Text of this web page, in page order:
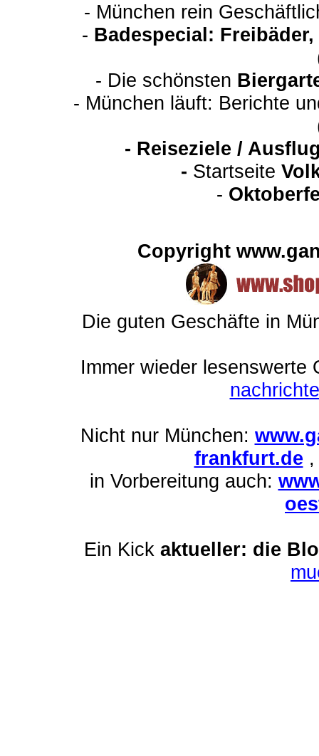
- München rein
- Badespecial:
- Die schönsten
- München läuft: Berichte
- Reiseziele /
- Startseite
-
Copyright
Die guten Geschäfte in
Immer wieder lesenswerte
Nicht nur München:
frankfurt.de
in Vorbereitung auch:
Ein Kick aktueller: die